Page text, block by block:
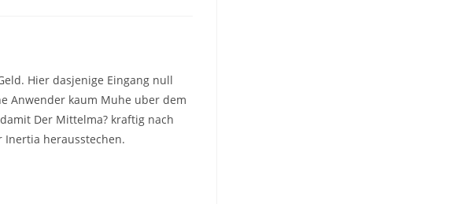
Hier dasjenige Eingang null
Anwender kaum Muhe uber dem
Der Mittelma? kraftig nach
herausstechen.